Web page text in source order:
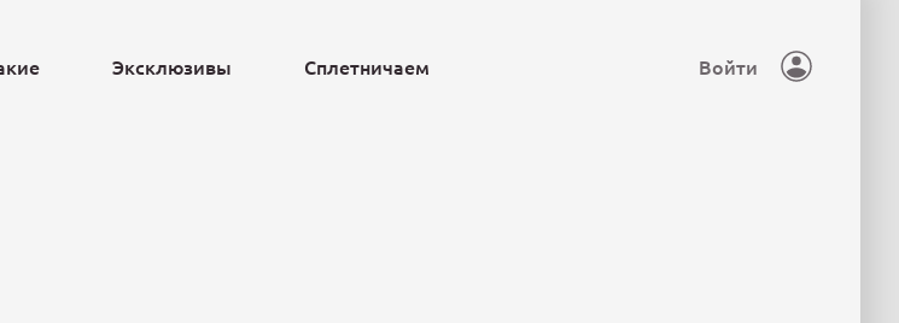
Эксклюзивы Сплетничаем Войти